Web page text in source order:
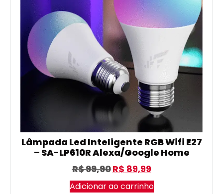
Lâmpada Led Inteligente RGB Wifi E27
– SA-LP610R Alexa/Google Home
R$99,90R$ 89,99
Adicionar ao carrinho